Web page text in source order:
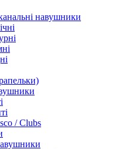
навушники
/ Clubs